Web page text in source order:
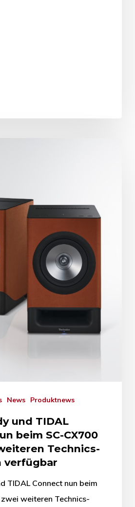
News Produktnews
und TIDAL
beim SC-CX700
Technics-
verfügbar
TIDAL Connect nun beim
weiteren Technics-